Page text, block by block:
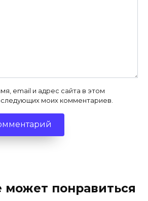
email и адрес сайта в этом
моих комментариев.
может понравиться